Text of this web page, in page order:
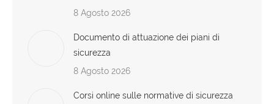
8 Agosto 2026
Documento di attuazione dei piani di
sicurezza
8 Agosto 2026
Corsi online sulle normative di sicurezza